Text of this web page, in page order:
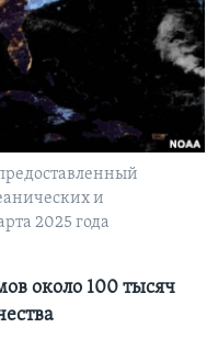
и
2025 года
около 100 тысяч